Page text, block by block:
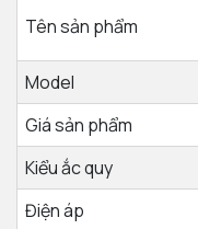
Tên sản phẩm
Model
Giá sản phẩm
Kiểu ắc quy
Điện áp